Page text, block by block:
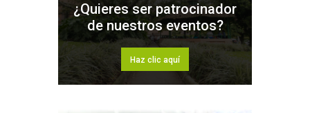
¿Quieres ser patrocinador
de nuestros eventos?
Haz clic aquí